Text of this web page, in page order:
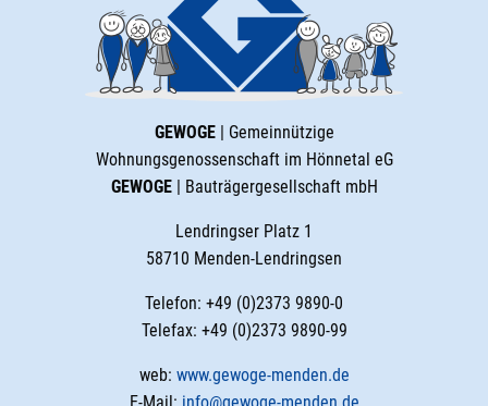
GEWOGE| Gemeinnützige
Wohnungsgenossenschaft im Hönnetal eG
GEWOGE| Bauträgergesellschaft mbH
Lendringser Platz 1
58710 Menden-Lendringsen
Telefon: +49 (0)2373 9890-0
Telefax: +49 (0)2373 9890-99
web: www.gewoge-menden.de